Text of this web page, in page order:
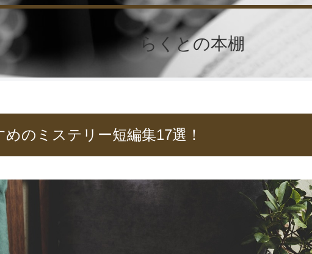
らくとの本棚
めのミステリー短編集17選！